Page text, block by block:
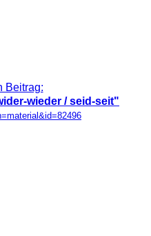
Beitrag:
wieder / seid-seit"